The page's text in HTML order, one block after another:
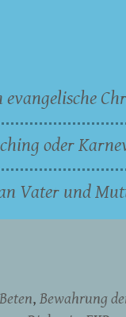
oder
Vater und
Beten Bewahrung